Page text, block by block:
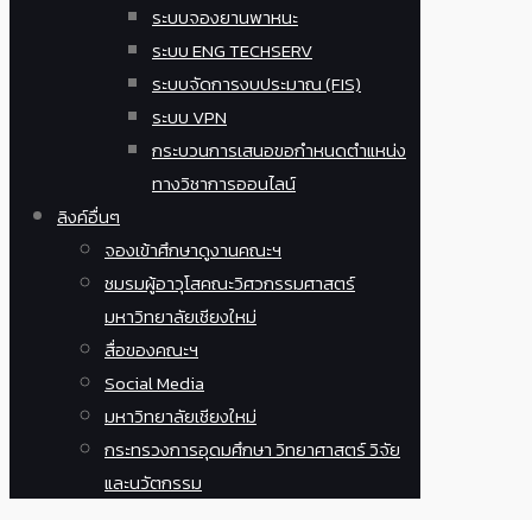
ระบบจองยานพาหนะ
ระบบ ENG TECHSERV
ระบบจัดการงบประมาณ (FIS)
ระบบ VPN
กระบวนการเสนอขอกำหนดตำแหน่ง
ทางวิชาการออนไลน์
ลิงค์อื่นๆ
จองเข้าศึกษาดูงานคณะฯ
ชมรมผู้อาวุโสคณะวิศวกรรมศาสตร์
มหาวิทยาลัยเชียงใหม่
สื่อของคณะฯ
Social Media
มหาวิทยาลัยเชียงใหม่
กระทรวงการอุดมศึกษา วิทยาศาสตร์ วิจัย
และนวัตกรรม